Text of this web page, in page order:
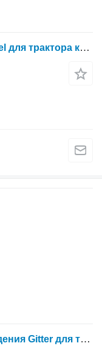
Другая запчасть к ходовой dæksel для трактора колесного Massey Ferguson 6260
Другая запчасть системы охлаждения Gitter для трактора колесного Massey Ferguson 6260